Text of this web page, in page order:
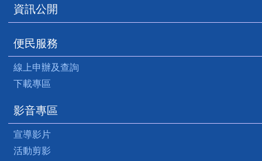
資訊公開
便民服務
線上申辦及查詢
下載專區
影音專區
宣導影片
活動剪影